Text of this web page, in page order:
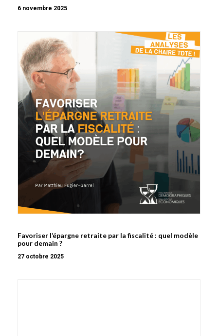
6 novembre 2025
Favoriser l’épargne retraite par la fiscalité : quel modèle
pour demain ?
27 octobre 2025